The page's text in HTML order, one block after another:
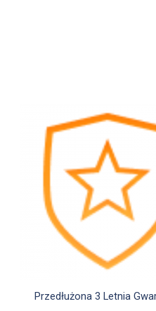
Szybki podgląd
Przedłużona 3 Letnia